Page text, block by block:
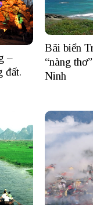
–
đất.
Bãi biển
“nàng
Ninh